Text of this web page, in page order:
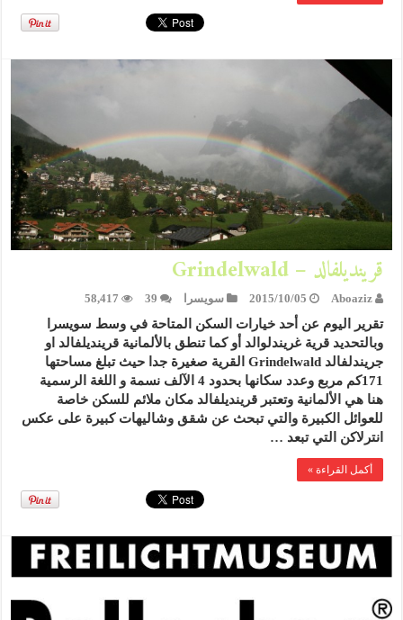
قرينديلفالد – Grindelwald
Aboaziz
2015/10/05 سويسرا 39
58,417
تقرير اليوم عن أحد خيارات السكن المتاحة في وسط سويسرا
وبالتحديد قرية غريندلوالد‏ أو كما تنطق بالألمانية قرينديلفالد او
جريندلفالد Grindelwald القرية صغيرة جدا حيث تبلغ مساحتها
171كم مربع وعدد سكانها بحدود 4 الآلف نسمة و اللغة الرسمية
هنا هي الألمانية وتعتبر قرينديلفالد مكان ملائم للسكن خاصة
للعوائل الكبيرة والتي تبحث عن شقق وشاليهات كبيرة على عكس
انترلاكن التي تبعد …
أكمل القراءة »